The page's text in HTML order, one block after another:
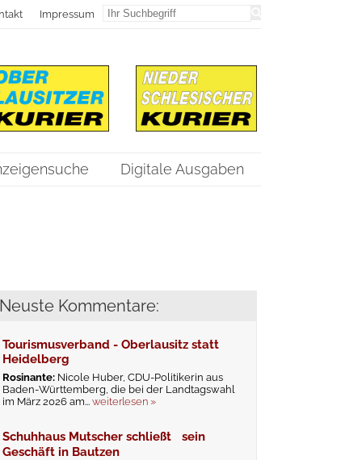
Impressum
Digitale Ausgaben
Neuste Kommentare:
Tourismusverband - Oberlausitz statt
Heidelberg
Rosinante: Nicole Huber, CDU-Politikerin aus
Baden-Württemberg, die bei der Landtagswahl
im März 2026 am...weiterlesen »
Schuhhaus Mutscher schließt sein
Geschäft in Bautzen